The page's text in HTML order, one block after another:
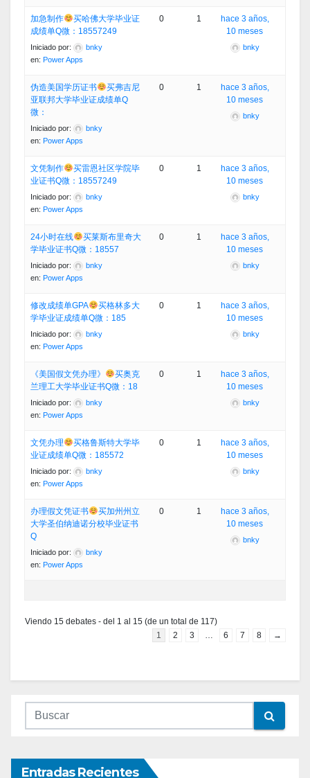
加急制作
买哈佛大学毕业证
成绩单Q微：18557249
Iniciado por:
bnky
en: Power Apps
0 1
hace 3 años,
10 meses
bnky
伪造美国学历证书
买弗吉尼
亚联邦大学毕业证成绩单Q
微：
Iniciado por:
bnky
en: Power Apps
0 1
hace 3 años,
10 meses
bnky
文凭制作
买雷恩社区学院毕
业证书Q微：18557249
Iniciado por:
bnky
en: Power Apps
0 1
hace 3 años,
10 meses
bnky
24小时在线
买莱斯布里奇大
学毕业证书Q微：18557
Iniciado por:
bnky
en: Power Apps
0 1
hace 3 años,
10 meses
bnky
修改成绩单GPA
买格林多大
学毕业证成绩单Q微：185
Iniciado por:
bnky
en: Power Apps
0 1
hace 3 años,
10 meses
bnky
《美国假文凭办理》
买奥克
兰理工大学毕业证书Q微：18
Iniciado por:
bnky
en: Power Apps
0 1
hace 3 años,
10 meses
bnky
文凭办理
买格鲁斯特大学毕
业证成绩单Q微：185572
Iniciado por:
bnky
en: Power Apps
0 1
hace 3 años,
10 meses
bnky
办理假文凭证书
买加州州立
大学圣伯纳迪诺分校毕业证书
Q
Iniciado por:
bnky
en: Power Apps
0 1
hace 3 años,
10 meses
bnky
Viendo 15 debates - del 1 al 15 (de un total de 117)
1
2 3 … 6 7 8 →
Entradas Recientes